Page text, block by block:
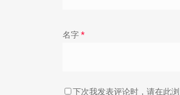
名字 *
下次我发表评论时，请在此